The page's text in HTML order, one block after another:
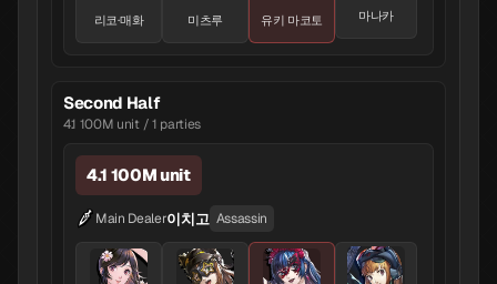
리코·매화 미츠루 유키 마코토 마나카
Second Half
4.1 100M unit / 1 parties
4.1 100M unit
Main Dealer이치고 Assassin